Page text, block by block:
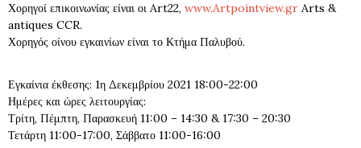
Χορηγοί επικοινωνίας είναι οι Art22, www.Artpointview.gr Arts &
antiques CCR.
Χορηγός οίνου εγκαινίων είναι το Κτήμα Παλυβού.
Εγκαίνια έκθεσης: 1η Δεκεμβρίου 2021 18:00-22:00
Ημέρες και ώρες λειτουργίας:
Τρίτη, Πέμπτη, Παρασκευή 11:00 – 14:30 & 17:30 – 20:30
Τετάρτη 11:00-17:00, Σάββατο 11:00-16:00